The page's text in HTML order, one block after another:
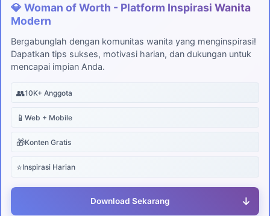
💎 Woman of Worth - Platform Inspirasi Wanita
Modern
Bergabunglah dengan komunitas wanita yang menginspirasi!
Dapatkan tips sukses, motivasi harian, dan dukungan untuk
mencapai impian Anda.
👥10K+ Anggota
📱 Web + Mobile
🎁Konten Gratis
⭐Inspirasi Harian
Download Sekarang ↓